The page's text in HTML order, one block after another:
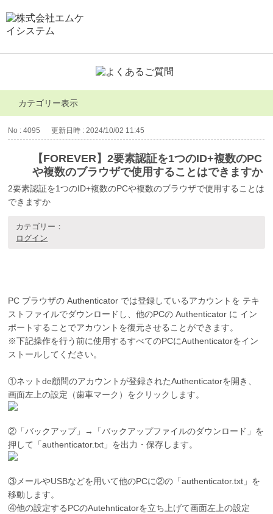
カテゴリー表示
No : 4095 更新日時 : 2024/10/02 11:45
【FOREVER】2要素認証を1つのID+複数のPC
や複数のブラウザで使用することはできますか
2要素認証を1つのID+複数のPCや複数のブラウザで使用することは
できますか
カテゴリー：
ログイン
PC ブラウザの Authenticator では登録しているアカウントを テキ
ストファイルでダウンロードし、他のPCの Authenticator に イン
ポートすることでアカウントを復元させることができます。
※下記操作を行う前に使用するすべてのPCにAuthenticatorをイン
ストールしてください。
①ネットde顧問のアカウントが登録されたAuthenticatorを開き、
画面左上の設定（歯車マーク）をクリックします。
②「バックアップ」→「バックアップファイルのダウンロード」を
押して「authenticator.txt」を出力・保存します。
③メールやUSBなどを用いて他のPCに②の「authenticator.txt」を
移動します。
④他の設定するPCのAutehnticatorを立ち上げて画面左上の設定